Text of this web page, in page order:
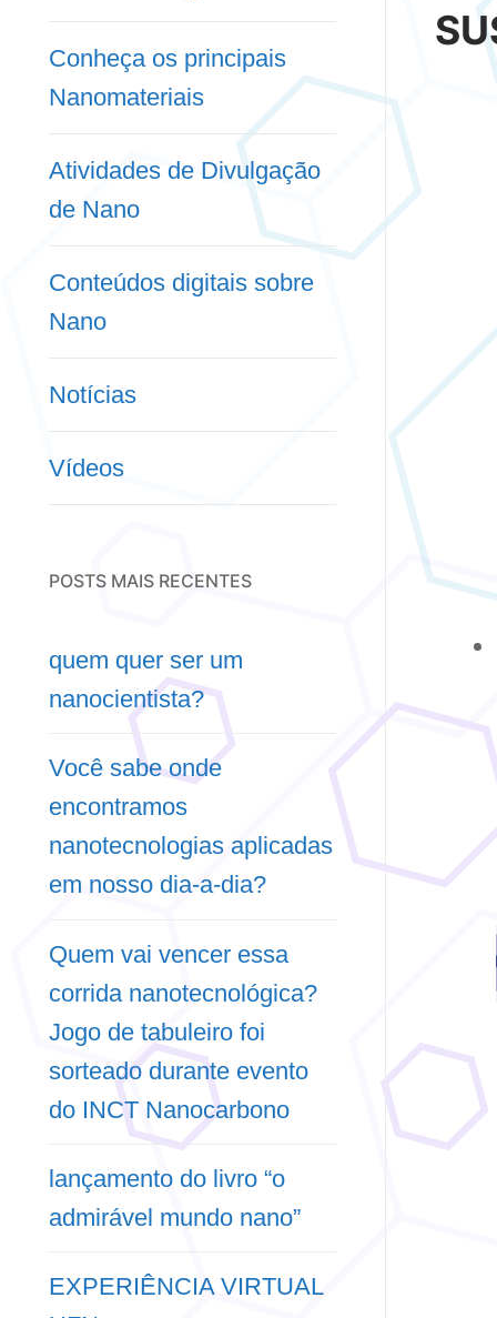
Conheça os principais
Nanomateriais
Atividades de Divulgação
de Nano
Conteúdos digitais sobre
Nano
Notícias
Vídeos
POSTS MAIS RECENTES
quem quer ser um
nanocientista?
Você sabe onde
encontramos
nanotecnologias aplicadas
em nosso dia-a-dia?
Quem vai vencer essa
corrida nanotecnológica?
Jogo de tabuleiro foi
sorteado durante evento
do INCT Nanocarbono
lançamento do livro “o
admirável mundo nano”
EXPERIÊNCIA VIRTUAL